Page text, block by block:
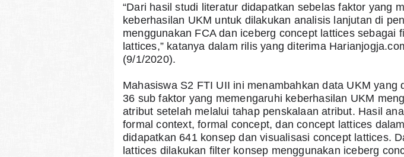
“Dari hasil studi literatur didapatkan sebelas faktor yang
keberhasilan UKM untuk dilakukan analisis lanjutan di
menggunakan FCA dan iceberg concept lattices sebagai
lattices,” katanya dalam rilis yang diterima
(9/1/2020).
Mahasiswa S2 FTI UII ini menambahkan data UKM yang
36 sub faktor yang memengaruhi keberhasilan UKM
atribut setelah melalui tahap penskalaan atribut. Hasil
formal context, formal concept, dan concept lattices
didapatkan 641 konsep dan visualisasi concept lattices.
lattices dilakukan filter konsep menggunakan iceberg